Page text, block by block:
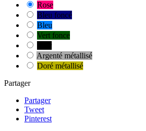
Rose
Bleu foncé
Bleu
Vert fonce
Argenté métallisé
Doré métallisé
Partager
Partager
Tweet
Pinterest